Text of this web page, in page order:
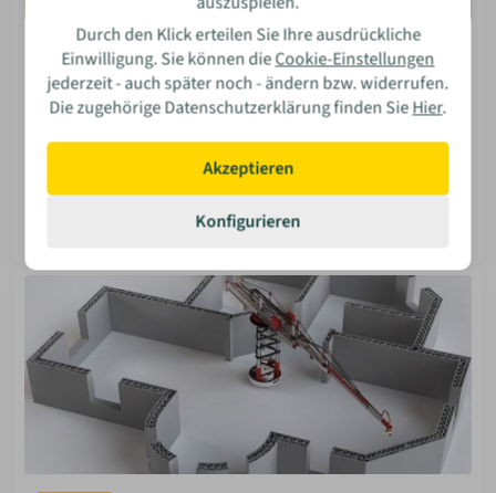
Inspiration
4 grundsätzliche Überlegungen VOR dem
Häuschenkauf
Albtraum wird, verraten wir dir 4 Dinge, die du vor dem
Kauf unbedingt bedenken solltest.
Durch den Klick erteilen Sie Ihre ausdrückliche
Einwilligung. Sie können dieCookie-Einstellungen
jederzeit - auch später noch - ändern bzw. widerrufen.
Die zugehörige Datenschutzerklärung finden SieHier.
Akzeptieren
Konfigurieren